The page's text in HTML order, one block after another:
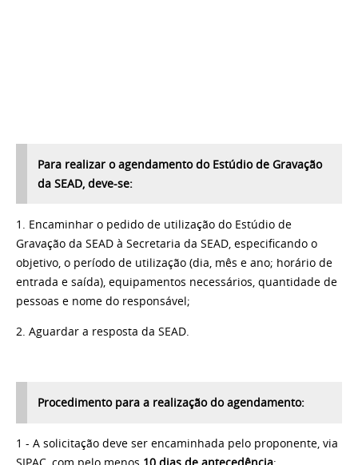
Para realizar o agendamentodo Estúdio de Gravação
da SEAD, deve-se:
1. Encaminhar o pedido de utilização do Estúdio de
Gravação da SEAD à Secretaria da SEAD, especificando o
objetivo, o período de utilização (dia, mês e ano; horário de
entrada e saída), equipamentos necessários, quantidade de
pessoas e nome do responsável;
2. Aguardar a resposta da SEAD.
Procedimento para a realização do agendamento:
1 - A solicitação deve ser encaminhada pelo proponente, via